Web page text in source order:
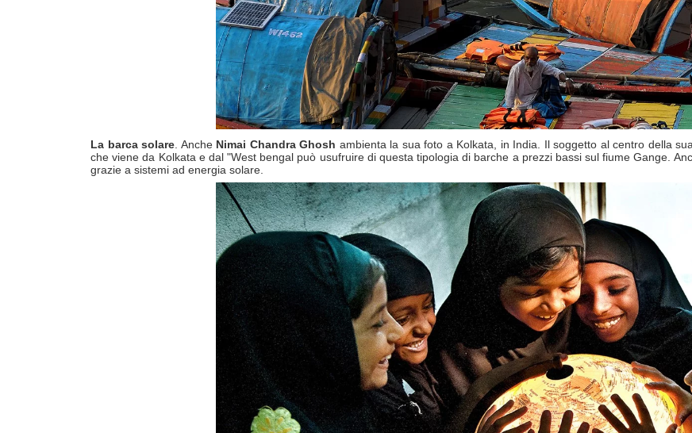
La barca solare . Anche Nimai Chandra Ghosh ambienta la sua foto a Kolkata, in India. Il soggetto al centro della
che viene da Kolkata e dal "West bengal può usufruire di questa tipologia di barche a prezzi bassi sul fiume Gange.
grazie a sistemi ad energia solare.